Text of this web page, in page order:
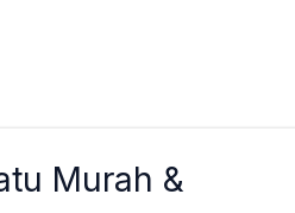
Murah &